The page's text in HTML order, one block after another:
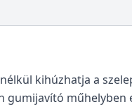
kihúzhatja a
gumijavító műhelyben